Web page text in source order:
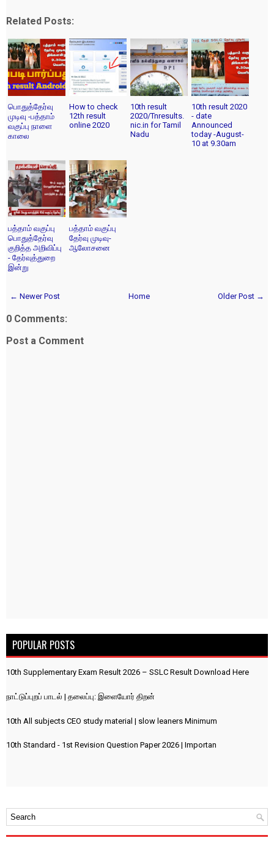
Related Posts:
பொதுத்தேர்வு
முடிவு -பத்தாம்
வகுப்பு நாளை
காலை
How to check
12th result
online 2020
10th result
2020/Tnresults.
nic.in for Tamil
Nadu
10th result 2020
- date
Announced
today -August-
10 at 9.30am
பத்தாம் வகுப்பு
பொதுத்தேர்வு
குறித்த அறிவிப்பு
- தேர்வுத்துறை
இன்று
பத்தாம் வகுப்பு
தேர்வு முடிவு-
ஆலோசனை
← Newer Post Older Post →
Home
0 Comments:
Post a Comment
POPULAR POSTS
10th Supplementary Exam Result 2026 – SSLC Result Download Here
நாட்டுப்புறப் பாடல் | தலைப்பு: இளையோர் திறன்
10th All subjects CEO study material | slow leaners Minimum
10th Standard - 1st Revision Question Paper 2026 | Importan